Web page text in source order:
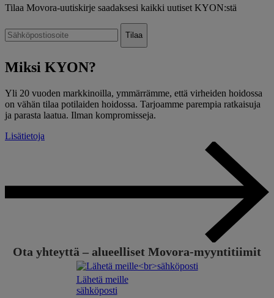
Tilaa Movora-uutiskirje saadaksesi kaikki uutiset KYON:stä
Miksi KYON?
Yli 20 vuoden markkinoilla, ymmärrämme, että virheiden hoidossa
on vähän tilaa potilaiden hoidossa. Tarjoamme parempia ratkaisuja
ja parasta laatua. Ilman kompromisseja.
Lisätietoja
Ota yhteyttä – alueelliset Movora-myyntitiimit
Lähetä meille
sähköposti